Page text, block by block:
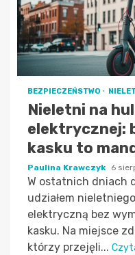
BEZPIECZEŃSTWO
Nieletni na
elektrycznej:
kasku to
Paulina Krawczyk 6
W ostatnich dniach
udziałem
elektryczną bez
kasku. Na miejsce
którzy przejęli...